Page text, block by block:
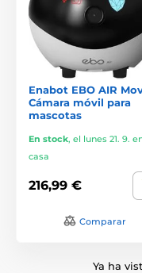
Enabot EBO AIR
Cámara móvil para
mascotas
En stock, el lunes 21. 9.
casa
216,99 €
Comparar
Ya ha